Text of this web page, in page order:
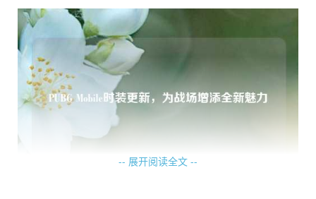
-- 展开阅读全文 --